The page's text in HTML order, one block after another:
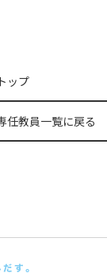
ップ
任教員一覧に戻る